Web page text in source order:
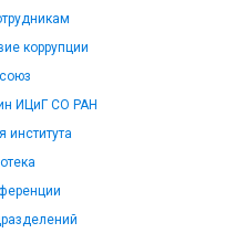
коррупции
ИЦиГ СО РАН
института